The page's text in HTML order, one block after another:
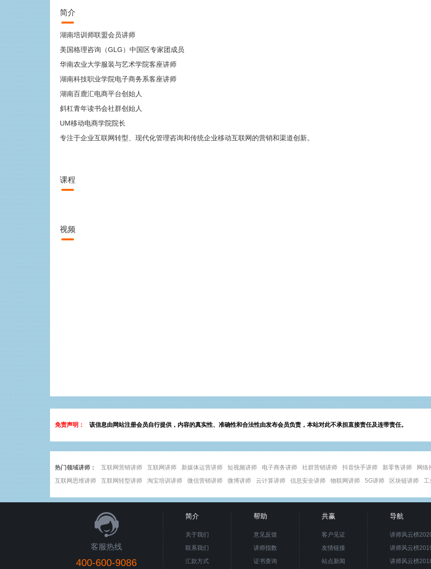
简介
湖南培训师联盟会员讲师
美国格理咨询（GLG）中国区专家团成员
华南农业大学服装与艺术学院客座讲师
湖南科技职业学院电子商务系客座讲师
湖南百鹿汇电商平台创始人
斜杠青年读书会社群创始人
UM移动电商学院院长
专注于企业互联网转型、现代化管理咨询和传统企业移动互联网的营销和渠道创新。
课程
视频
免责声明： 该信息由网站注册会员自行提供，内容的真实性、准确性和合法性由发布会员负责，本站对此不承担直接责任及连带责任。
热门领域讲师： 互联网营销讲师 互联网讲师 新媒体运营讲师 短视频讲师 电子商务讲师 社群营销讲师 抖音快手讲师 新零售讲师 网络
互联网思维讲师
互联网转型讲师 淘宝培训讲师 微信营销讲师 微博讲师 云计算讲师 信息安全讲师 物联网讲师 5G讲师 区块链讲师 工
客服热线
400-600-9086
简介
关于我们
联系我们
汇款方式
帮助
意见反馈
讲师指数
证书查询
共赢
客户见证
友情链接
站点新闻
导航
讲师风云榜
讲师风云榜
讲师风云榜